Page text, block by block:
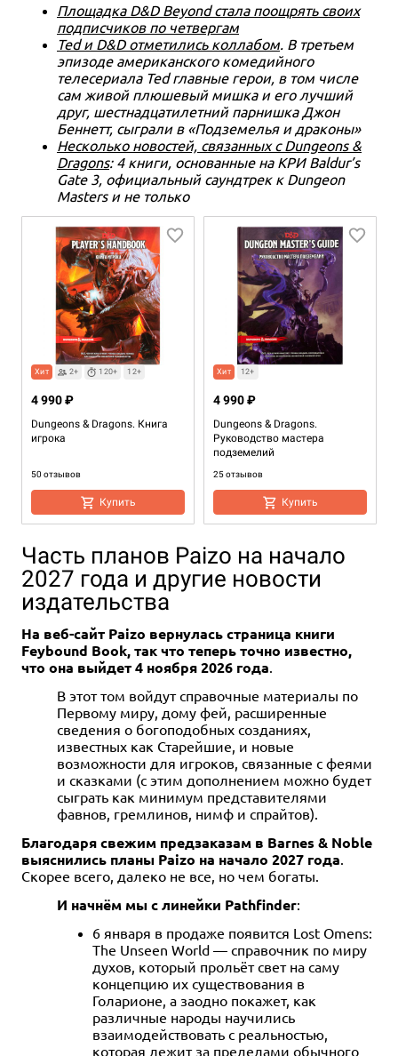
Площадка D&D Beyond стала поощрять своих
подписчиков по четвергам
Ted и D&D отметились коллабом. В третьем
эпизоде американского комедийного
телесериала Ted главные герои, в том числе
сам живой плюшевый мишка и его лучший
друг, шестнадцатилетний парнишка Джон
Беннетт, сыграли в «Подземелья и драконы»
Несколько новостей, связанных с Dungeons &
Dragons: 4 книги, основанные на КРИ Baldur’s
Gate 3, официальный саундтрек к Dungeon
Masters и не только
Хит 2+ 120+ 12+
Dungeons & Dragons. Книга
игрока
50 отзывов
4 990 ₽
Купить
Хит 12+
Dungeons & Dragons.
Руководство мастера
подземелий
25 отзывов
4 990 ₽
Купить
Dungeons & Dragons:
Энциклопедия чудовищ
12 отзывов
4 990 ₽
Уведомить о наличии
Dungeons & Dragons.
Стартовый набор
169 отзывов
3 490 ₽
Уведомить о наличии
Часть планов Paizo на начало
2027 года и другие новости
издательства
На веб-сайт Paizo вернулась страница книги
Feybound Book, так что теперь точно известно,
что она выйдет 4 ноября 2026 года
В этот том войдут справочные материалы по
Первому миру, дому фей, расширенные
сведения о богоподобных созданиях,
известных как Старейшие, и новые
возможности для игроков, связанные с феями
и сказками (с этим дополнением можно будет
сыграть как минимум представителями
фавнов, гремлинов, нимф и спрайтов).
Благодаря свежим предзаказам в Barnes & Noble
выяснились планы Paizo на начало 2027 года
Скорее всего, далеко не все, но чем богаты.
И начнём мы с линейки Pathfinder:
6 января в продаже появится Lost Omens:
The Unseen World — справочник по миру
духов, который прольёт свет на саму
концепцию их существования в
Голарионе, а заодно покажет, как
различные народы научились
взаимодействовать с реальностью,
которая лежит за пределами обычного